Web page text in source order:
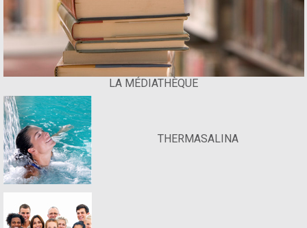
LA MÉDIATHÈQUE
THERMASALINA